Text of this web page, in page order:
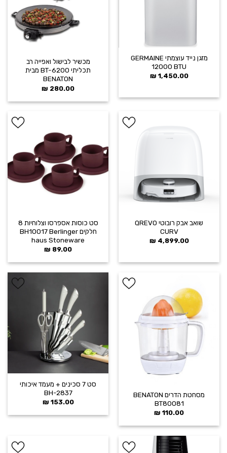
מזגן נייד עוצמתי GERMAINE
12000 BTU
1,450.00
₪
מכשיר לבישול ואפייה רב
תכליתי BT-6200 מבית
BENATON
280.00
₪
שואב אבק רובוטי QREVO
CURV
4,899.00
₪
הוסף ל
WISHLIST
סט כוסות אספרסו וצלוחיות 8
חלקים BH10017 Berlinger
haus Stoneware
89.00
₪
הוסף ל
WISHLIST
מסחטת הדרים BENATON
BT80081
110.00
₪
WISHLIST
סט 7 סכינים + מעמד איכותי
BH-2837
153.00
₪